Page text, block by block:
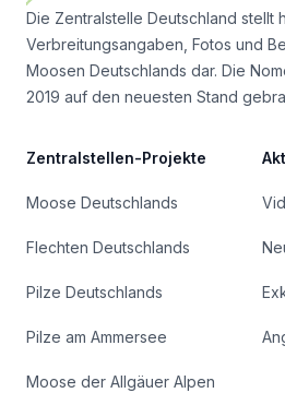
Die Zentralstelle Deutschland stellt
Verbreitungsangaben, Fotos und
Moosen Deutschlands dar. Die
2019 auf den neuesten Stand
Zentralstellen-Projekte
Moose Deutschlands
Flechten Deutschlands
Pilze Deutschlands
Pilze am Ammersee
Moose der Allgäuer Alpen